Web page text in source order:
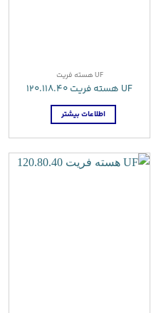
UF هسته فریت
UF هسته فریت 120.118.40
اطلاعات بیشتر